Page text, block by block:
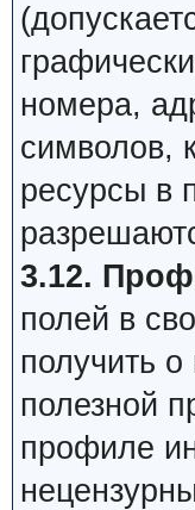
номера,
символов,
ресурсы в
3.12.
полей в
получить
полезной
профиле